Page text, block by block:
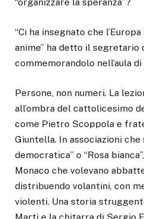
“Ci ha insegnato che
anime” ha detto il segretario
commemorandolo nell’aula
Persone, non numeri. La
all’ombra del cattolicesimo
come Pietro Scoppola e
Giuntella. In associazioni che
democratica” o “Rosa
Monaco che volevano
distribuendo volantini, con
violenti. Una storia